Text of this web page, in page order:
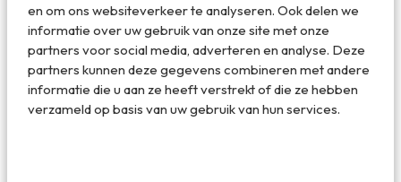
en om ons websiteverkeer te analyseren. Ook delen we
informatie over uw gebruik van onze site met onze
partners voor social media, adverteren en analyse. Deze
partners kunnen deze gegevens combineren met andere
informatie die u aan ze heeft verstrekt of die ze hebben
verzameld op basis van uw gebruik van hun services.
Deel via E-mail
Deel op WhatsApp